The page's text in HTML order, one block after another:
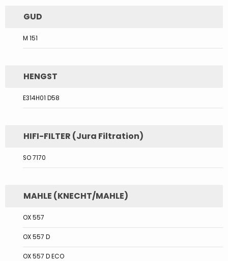
GUD
M 151
HENGST
E314H01 D58
HIFI-FILTER (Jura Filtration)
SO 7170
MAHLE (KNECHT/MAHLE)
OX 557
OX 557 D
OX 557 D ECO